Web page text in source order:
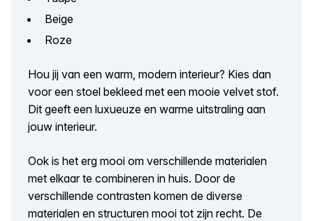
Beige
Roze
Hou jij van een warm, modern interieur? Kies dan
voor een stoel bekleed met een mooie velvet stof.
Dit geeft een luxueuze en warme uitstraling aan
jouw interieur.
Ook is het erg mooi om verschillende materialen
met elkaar te combineren in huis. Door de
verschillende contrasten komen de diverse
materialen en structuren mooi tot zijn recht. De